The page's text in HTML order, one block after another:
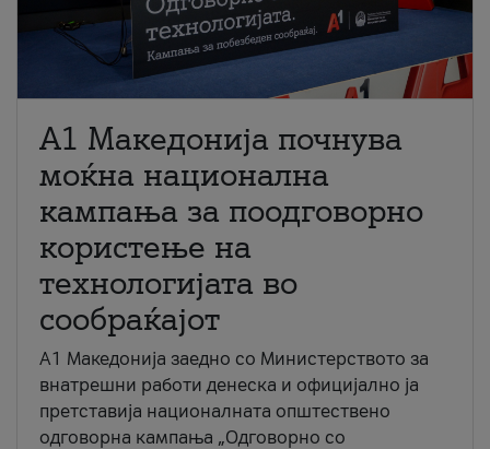
A1 Македонија почнува
моќна национална
кампања за поодговорно
користење на
технологијата во
сообраќајот
A1 Македонија заедно со Министерството за
внатрешни работи денеска и официјално ја
претставија националната општествено
одговорна кампања „Одговорно со